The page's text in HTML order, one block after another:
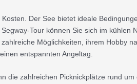
Der See bietet ideale
Tour können Sie sich im kühlen
Möglichkeiten, ihrem Hobby
entspannten Angeltag.
die zahlreichen Picknickplätze rund